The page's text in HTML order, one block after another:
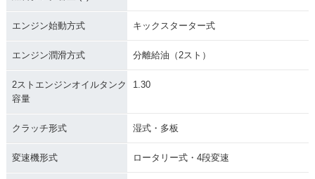
エンジン始動方式 キックスターター式
エンジン潤滑方式 分離給油（2スト）
2ストエンジンオイルタンク
容量
1.30
クラッチ形式 湿式・多板
変速機形式 ロータリー式・4段変速